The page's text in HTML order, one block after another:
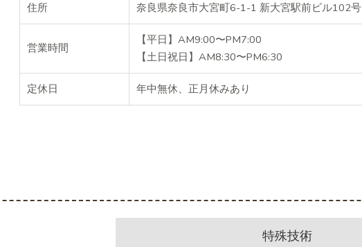
住所 奈良県奈良市大宮町6-1-1 新大宮駅前ビル102号
営業時間
【平日】AM9:00〜PM7:00
【土日祝日】AM8:30〜PM6:30
定休日 年中無休、正月休みあり
特殊技術